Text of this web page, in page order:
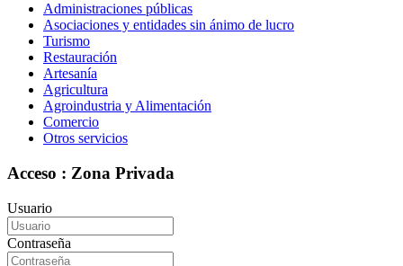
Administraciones públicas
Asociaciones y entidades sin ánimo de lucro
Turismo
Restauración
Artesanía
Agricultura
Agroindustria y Alimentación
Comercio
Otros servicios
Acceso : Zona Privada
Usuario
Contraseña